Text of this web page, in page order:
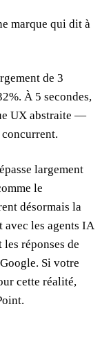
marque qui dit à
de 3
À 5 secondes,
UX abstraite —
largement
le
désormais la
avec les agents IA
réponses de
Si votre
cette réalité,